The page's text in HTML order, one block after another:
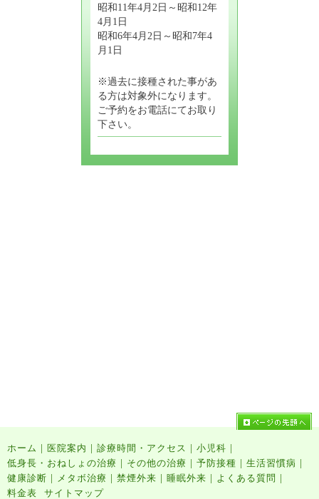
昭和11年4月2日～昭和12年
4月1日
昭和6年4月2日～昭和7年4
月1日
※過去に接種された事があ
る方は対象外になります。
ご予約をお電話にてお取り
下さい。
ホーム | 医院案内 | 診療時間・アクセス | 小児科 |
低身長・おねしょの治療 | その他の治療 | 予防接種 | 生活習慣病 |
健康診断 | メタボ治療 | 禁煙外来 | 睡眠外来 | よくある質問 |
料金表 サイトマップ